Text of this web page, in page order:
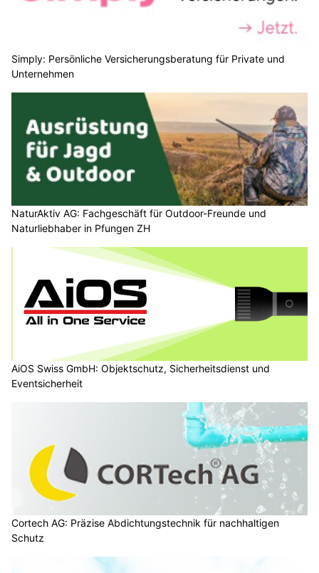
Simply: Persönliche Versicherungsberatung für Private und
Unternehmen
NaturAktiv AG: Fachgeschäft für Outdoor-Freunde und
Naturliebhaber in Pfungen ZH
AiOS Swiss GmbH: Objektschutz, Sicherheitsdienst und
Eventsicherheit
Cortech AG: Präzise Abdichtungstechnik für nachhaltigen
Schutz